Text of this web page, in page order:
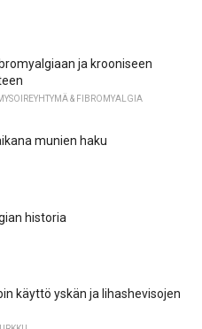
ja krooniseen
& FIBROMYALGIA
munien haku
historia
käyttö yskän ja lihashevisojen